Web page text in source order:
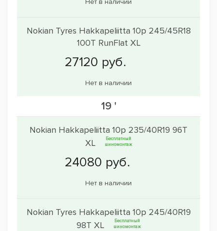
Nokian Tyres Hakkapeliitta 10p 245/45R18
100T RunFlat XL
Нет в наличии
19 '
Nokian Hakkapeliitta 10p 235/40R19 96T
XL
Бесплатный
шиномонтаж
Нет в наличии
Nokian Tyres Hakkapeliitta 10p 245/40R19
98T XL
Бесплатный
шиномонтаж